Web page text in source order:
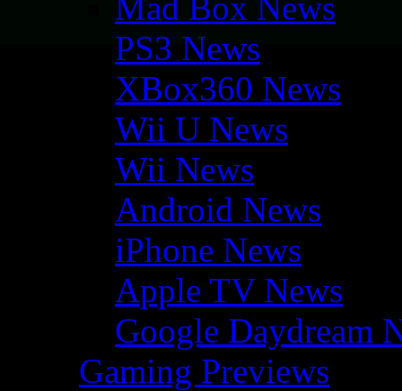
PS3 News
XBox360 News
Wii U News
Wii News
Android News
iPhone News
Apple TV News
Google Daydream
Gaming Previews